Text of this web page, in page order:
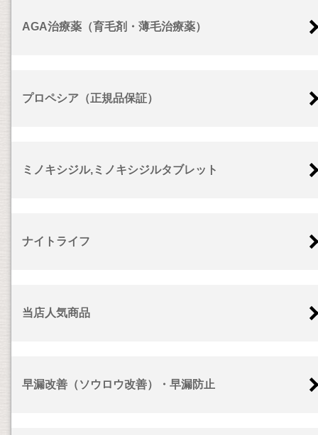
AGA治療薬（育毛剤・薄毛治療薬）
プロペシア（正規品保証）
ミノキシジル,ミノキシジルタブレット
ナイトライフ
当店人気商品
早漏改善（ソウロウ改善）・早漏防止